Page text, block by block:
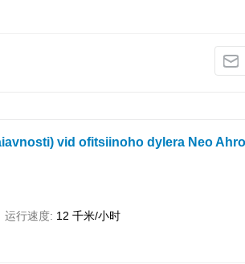
vid ofitsiinoho dylera Neo Ahro
运行速度 12 千米/小时